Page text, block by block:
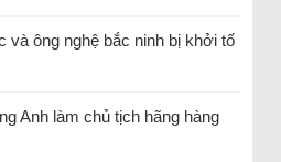
và ông nghệ bắc ninh bị khởi tố
Anh làm chủ tịch hãng hàng